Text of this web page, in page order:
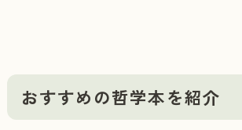
おすすめの哲学本を紹介